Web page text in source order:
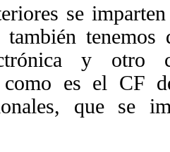
se
también
y
como es el CF
que se